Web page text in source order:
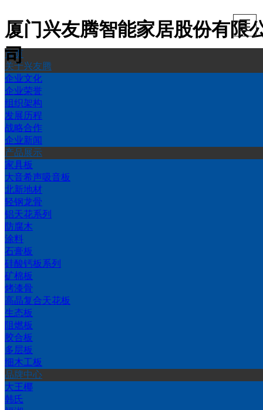
厦门兴友腾智能家居股份有限
司
首页
首页
关于兴友腾
企业文化
企业荣誉
组织架构
发展历程
战略合作
企业新闻
产品展示
家具板
大音希声吸音板
北新地材
轻钢龙骨
铝天花系列
防腐木
涂料
石膏板
硅酸钙板系列
矿棉板
烤漆骨
高晶复合天花板
生态板
阻燃板
胶合板
多层板
细木工板
品牌中心
大王椰
韩氏